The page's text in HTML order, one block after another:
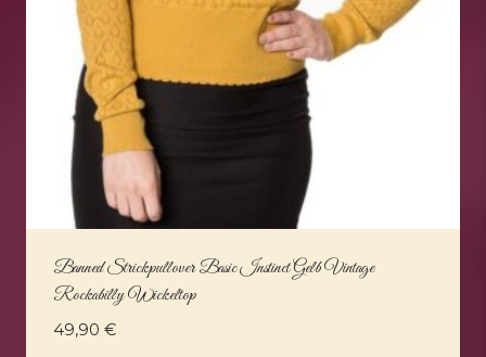
Banned Strickpullover Basic Instinct Gelb Vintage
Rockabilly Wickeltop
49,90 €